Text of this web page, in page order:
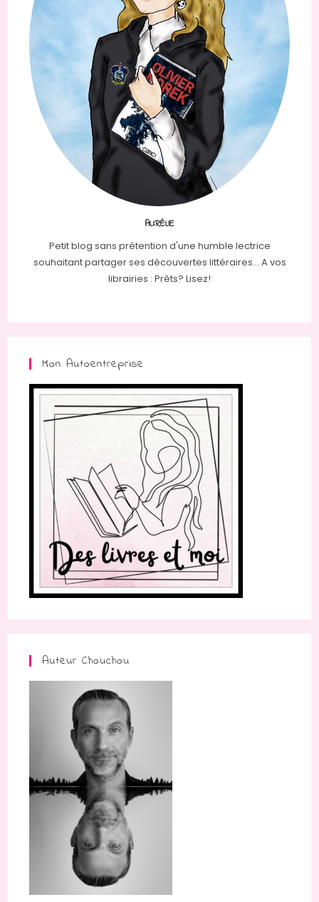
AURÉLIE
Petit blog sans prétention d'une humble lectrice
souhaitant partager ses découvertes littéraires... A vos
librairies : Prêts? Lisez!
Mon Autoentreprise
Auteur Chouchou